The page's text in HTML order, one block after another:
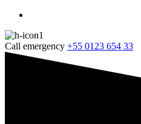
Call emergency +55 0123 654 33